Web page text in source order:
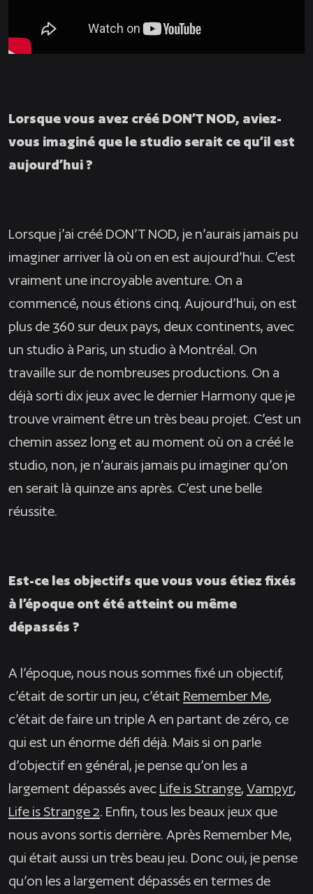
Lorsque vous avez créé DON’T NOD, aviez-
vous imaginé que le studio serait ce qu’il est
aujourd’hui ?
Lorsque j’ai créé DON’T NOD, je n’aurais jamais pu
imaginer arriver là où on en est aujourd’hui. C’est
vraiment une incroyable aventure. On a
commencé, nous étions cinq. Aujourd’hui, on est
plus de 360 sur deux pays, deux continents, avec
un studio à Paris, un studio à Montréal. On
travaille sur de nombreuses productions. On a
déjà sorti dix jeux avec le dernier Harmony que je
trouve vraiment être un très beau projet. C’est un
chemin assez long et au moment où on a créé le
studio, non, je n’aurais jamais pu imaginer qu’on
en serait là quinze ans après. C’est une belle
réussite.
Est-ce les objectifs que vous vous étiez fixés
à l’époque ont été atteint ou même
dépassés ?
A l’époque, nous nous sommes fixé un objectif,
c’était de sortir un jeu, c’était Remember Me,
c’était de faire un triple A en partant de zéro, ce
qui est un énorme défi déjà. Mais si on parle
d’objectif en général, je pense qu’on les a
largement dépassés avec Life is Strange, Vampyr,
Life is Strange 2. Enfin, tous les beaux jeux que
nous avons sortis derrière. Après Remember Me,
qui était aussi un très beau jeu. Donc oui, je pense
qu’on les a largement dépassés en termes de